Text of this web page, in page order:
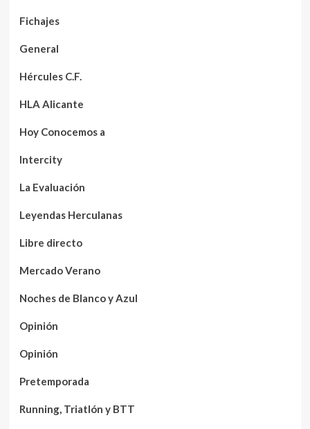
Fichajes
General
Hércules C.F.
HLA Alicante
Hoy Conocemos a
Intercity
La Evaluación
Leyendas Herculanas
Libre directo
Mercado Verano
Noches de Blanco y Azul
Opinión
Opinión
Pretemporada
Running, Triatlón y BTT